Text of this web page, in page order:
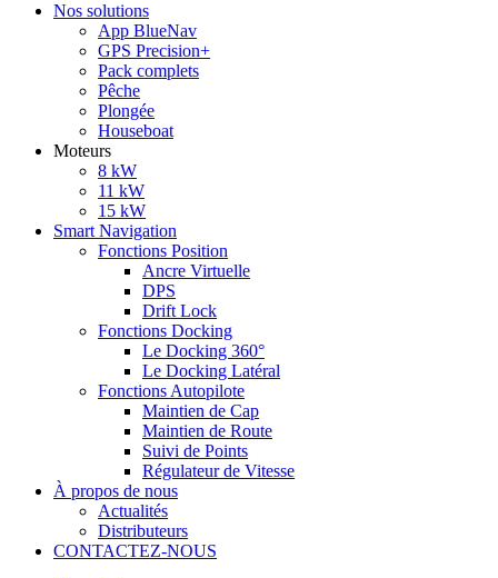
Nos solutions
App BlueNav
GPS Precision+
Pack complets
Pêche
Plongée
Houseboat
Moteurs
8 kW
11 kW
15 kW
Smart Navigation
Fonctions Position
Ancre Virtuelle
DPS
Drift Lock
Fonctions Docking
Le Docking 360°
Le Docking Latéral
Fonctions Autopilote
Maintien de Cap
Maintien de Route
Suivi de Points
Régulateur de Vitesse
À propos de nous
Actualités
Distributeurs
CONTACTEZ-NOUS